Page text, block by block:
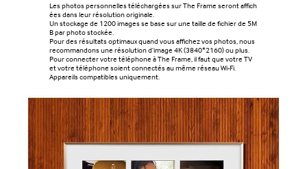
Les photos personnelles téléchargées sur The Frame seront affich
ées dans leur résolution originale.
Un stockage de 1200 images se base sur une taille de fichier de 5M
B par photo stockée.
Pour des résultats optimaux quand vous affichez vos photos, nous
recommandons une résolution d'image 4K (3840*2160) ou plus.
Pour connecter votre téléphone à The Frame, il faut que votre TV
et votre téléphone soient connectés au même réseau Wi-Fi.
Appareils compatibles uniquement.